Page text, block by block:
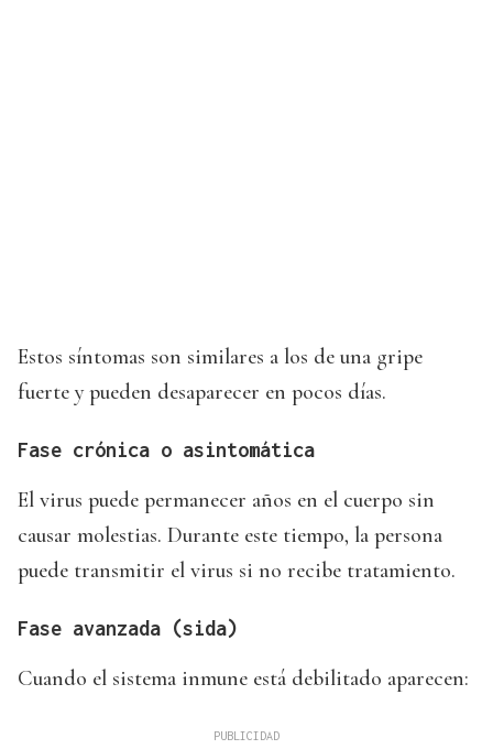
Estos síntomas son similares a los de una gripe
fuerte y pueden desaparecer en pocos días.
Fase crónica o asintomática
El virus puede permanecer años en el cuerpo sin
causar molestias. Durante este tiempo, la persona
puede transmitir el virus si no recibe tratamiento.
Fase avanzada (sida)
Cuando el sistema inmune está debilitado aparecen: